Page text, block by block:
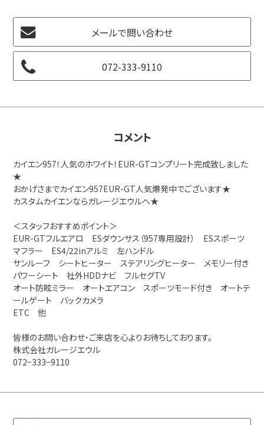
メールで問い合わせ
072-333-9110
コメント
カイエン957！人気のホワイト！EUR-GTコンプリート完成致しました
★
おかげさまでカイエン957EUR-GT人気爆発中でございます★
カスタムカイエンならガレージエウルへ★
＜スタッフおすすめポイント＞
EUR-GTフルエアロ ESダウンサス（957専用設計） ESスポーツ
マフラー ES4/22inアルミ 左ハンドル
サンルーフ シートヒーター ステアリングヒーター メモリー付き
パワーシート 社外HDDナビ フルセグTV
オート防眩ミラー オートエアコン スポーツモード付き オートテ
ールゲート バックカメラ
ETC 他
皆様のお問い合わせ・ご来店を心よりお待ちしております。
株式会社ガレージエウル
072−333−9110